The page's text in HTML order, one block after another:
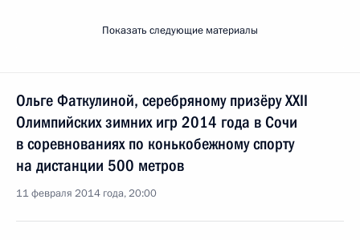
Показать следующие материалы
Ольге Фаткулиной, серебряному призёру XXII
Олимпийских зимних игр 2014 года в Сочи
в соревнованиях по конькобежному спорту
на дистанции 500 метров
11 февраля 2014 года, 20:00